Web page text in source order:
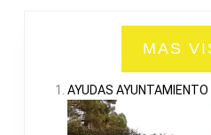
MAS
AYUDAS